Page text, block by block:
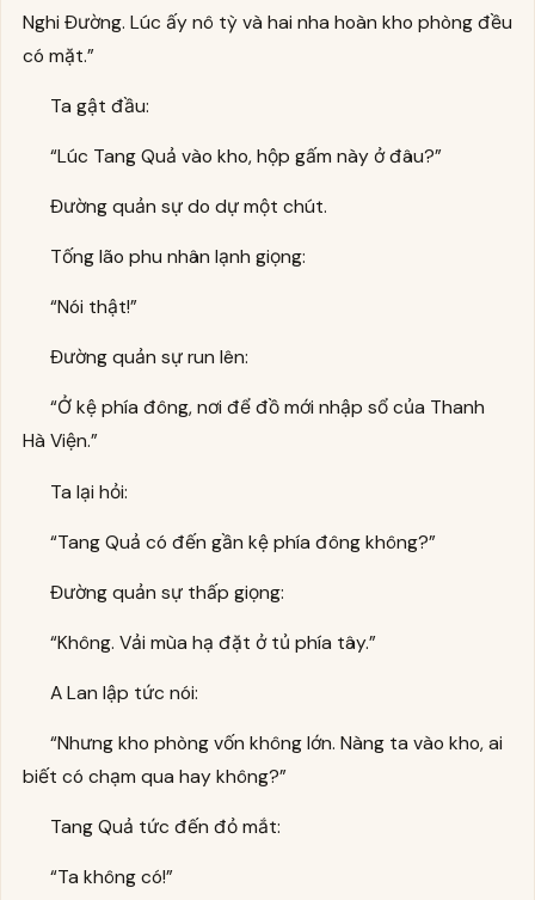
Nghi Đường. Lúc ấy nô tỳ và hai nha hoàn kho phòng đều
có mặt.”
Ta gật đầu:
“Lúc Tang Quả vào kho, hộp gấm này ở đâu?”
Đường quản sự do dự một chút.
Tống lão phu nhân lạnh giọng:
“Nói thật!”
Đường quản sự run lên:
“Ở kệ phía đông, nơi để đồ mới nhập sổ của Thanh
Hà Viện.”
Ta lại hỏi:
“Tang Quả có đến gần kệ phía đông không?”
Đường quản sự thấp giọng:
“Không. Vải mùa hạ đặt ở tủ phía tây.”
A Lan lập tức nói:
“Nhưng kho phòng vốn không lớn. Nàng ta vào kho, ai
biết có chạm qua hay không?”
Tang Quả tức đến đỏ mắt:
“Ta không có!”